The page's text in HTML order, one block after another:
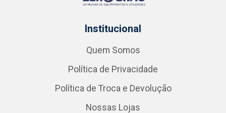
Institucional
Quem Somos
Política de Privacidade
Política de Troca e Devolução
Nossas Lojas